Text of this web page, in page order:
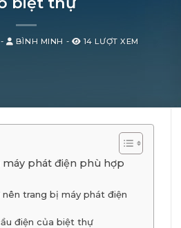
- BÌNH MINH - 14 LƯỢT XEM
máy phát điện phù hợp
trang bị máy phát điện
điện của biệt thự